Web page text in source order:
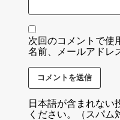
次回のコメントで使
名前、メールアドレ
日本語が含まれない
ください。（スパム